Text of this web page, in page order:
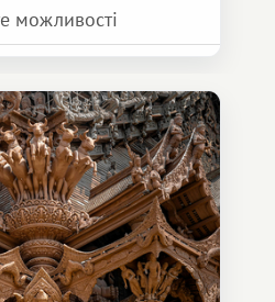
можливості
значно ширші.
зовсім